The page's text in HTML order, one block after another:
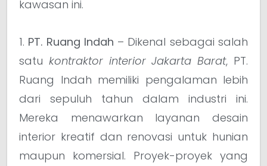
kawasan ini.
1. PT. Ruang Indah – Dikenal sebagai salah
satu kontraktor interior Jakarta Barat, PT.
Ruang Indah memiliki pengalaman lebih
dari sepuluh tahun dalam industri ini.
Mereka menawarkan layanan desain
interior kreatif dan renovasi untuk hunian
maupun komersial. Proyek-proyek yang